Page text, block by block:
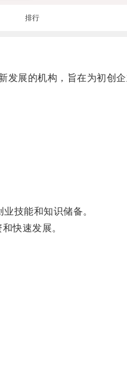
排行
展的机构，旨在为初创企
技能和知识储备。
快速发展。